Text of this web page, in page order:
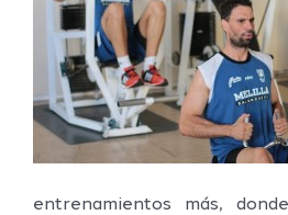
entrenamientos más,